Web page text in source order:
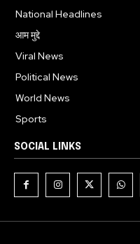
National Headlines
आम मुद्दे
Viral News
Political News
World News
Sports
SOCIAL LINKS